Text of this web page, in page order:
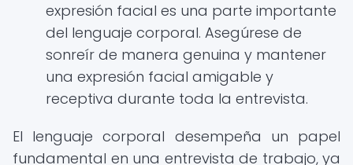
expresión facial es una parte importante
del lenguaje corporal. Asegúrese de
sonreír de manera genuina y mantener
una expresión facial amigable y
receptiva durante toda la entrevista.
El lenguaje corporal desempeña un papel
fundamental en una entrevista de trabajo, ya